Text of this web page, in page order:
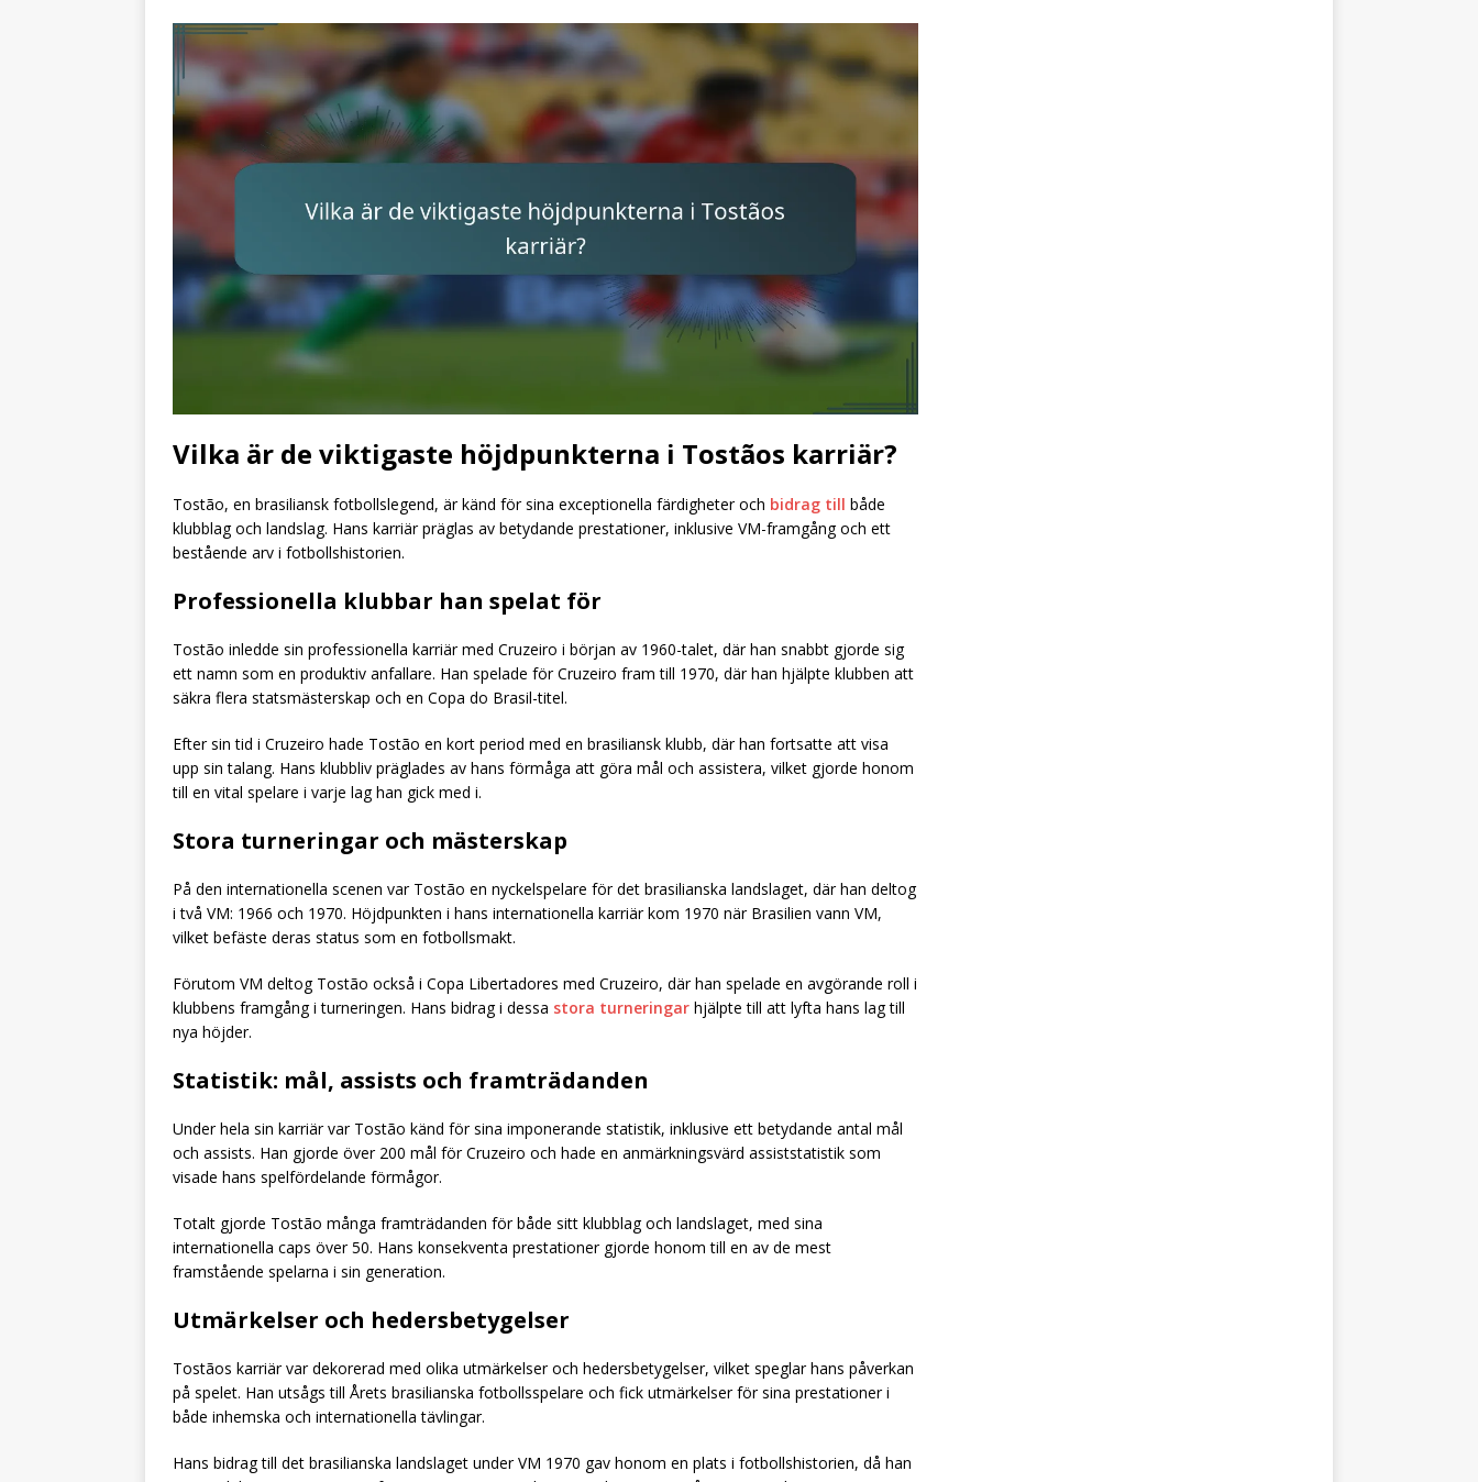
Vilka är de viktigaste höjdpunkterna i Tostãos karriär?
Tostão, en brasiliansk fotbollslegend, är känd för sina exceptionella färdigheter och bidrag till både
klubblag och landslag. Hans karriär präglas av betydande prestationer, inklusive VM-framgång och ett
bestående arv i fotbollshistorien.
Professionella klubbar han spelat för
Tostão inledde sin professionella karriär med Cruzeiro i början av 1960-talet, där han snabbt gjorde sig
ett namn som en produktiv anfallare. Han spelade för Cruzeiro fram till 1970, där han hjälpte klubben att
säkra flera statsmästerskap och en Copa do Brasil-titel.
Efter sin tid i Cruzeiro hade Tostão en kort period med en brasiliansk klubb, där han fortsatte att visa
upp sin talang. Hans klubbliv präglades av hans förmåga att göra mål och assistera, vilket gjorde honom
till en vital spelare i varje lag han gick med i.
Stora turneringar och mästerskap
På den internationella scenen var Tostão en nyckelspelare för det brasilianska landslaget, där han deltog
i två VM: 1966 och 1970. Höjdpunkten i hans internationella karriär kom 1970 när Brasilien vann VM,
vilket befäste deras status som en fotbollsmakt.
Förutom VM deltog Tostão också i Copa Libertadores med Cruzeiro, där han spelade en avgörande roll i
klubbens framgång i turneringen. Hans bidrag i dessa stora turneringar hjälpte till att lyfta hans lag till
nya höjder.
Statistik: mål, assists och framträdanden
Under hela sin karriär var Tostão känd för sina imponerande statistik, inklusive ett betydande antal mål
och assists. Han gjorde över 200 mål för Cruzeiro och hade en anmärkningsvärd assiststatistik som
visade hans spelfördelande förmågor.
Totalt gjorde Tostão många framträdanden för både sitt klubblag och landslaget, med sina
internationella caps över 50. Hans konsekventa prestationer gjorde honom till en av de mest
framstående spelarna i sin generation.
Utmärkelser och hedersbetygelser
Tostãos karriär var dekorerad med olika utmärkelser och hedersbetygelser, vilket speglar hans påverkan
på spelet. Han utsågs till Årets brasilianska fotbollsspelare och fick utmärkelser för sina prestationer i
både inhemska och internationella tävlingar.
Hans bidrag till det brasilianska landslaget under VM 1970 gav honom en plats i fotbollshistorien, då han